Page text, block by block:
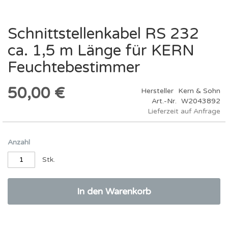
Zum
Anfang
der
Bildergalerie
springen
Schnittstellenkabel RS 232
ca. 1,5 m Länge für KERN
Feuchtebestimmer
50,00 €
Hersteller Kern & Sohn
Art.-Nr. W2043892
Lieferzeit auf Anfrage
Anzahl
Stk.
In den Warenkorb